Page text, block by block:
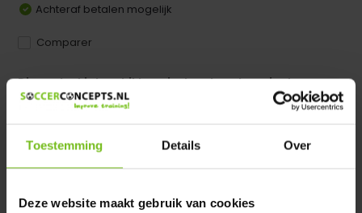
Toestemming Details Over
Deze website maakt gebruik van cookies
Achteraf betalen mogelijk
Comparer
Dir product is beschikbaar in de volgende varianten:
We helpen u graag met meer informatie
Verstuur email